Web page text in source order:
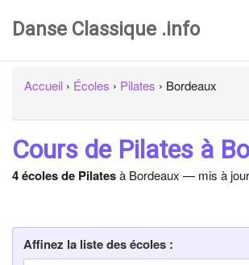
Danse Classique .info
Accueil › Écoles › Pilates › Bordeaux
Cours de Pilates à
4 écoles de Pilatesà Bordeaux — mis à
Affinez la liste des écoles :